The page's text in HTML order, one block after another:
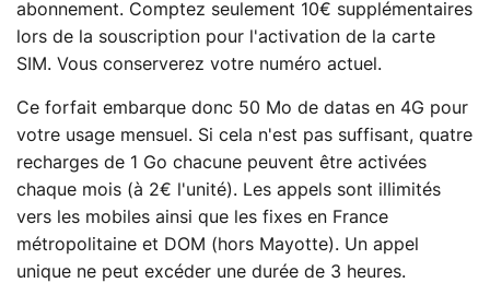
abonnement. Comptez seulement 10€ supplémentaires
lors de la souscription pour l'activation de la carte
SIM. Vous conserverez votre numéro actuel.
Ce forfait embarque donc 50 Mo de datas en 4G pour
votre usage mensuel. Si cela n'est pas suffisant, quatre
recharges de 1 Go chacune peuvent être activées
chaque mois (à 2€ l'unité). Les appels sont illimités
vers les mobiles ainsi que les fixes en France
métropolitaine et DOM (hors Mayotte). Un appel
unique ne peut excéder une durée de 3 heures.